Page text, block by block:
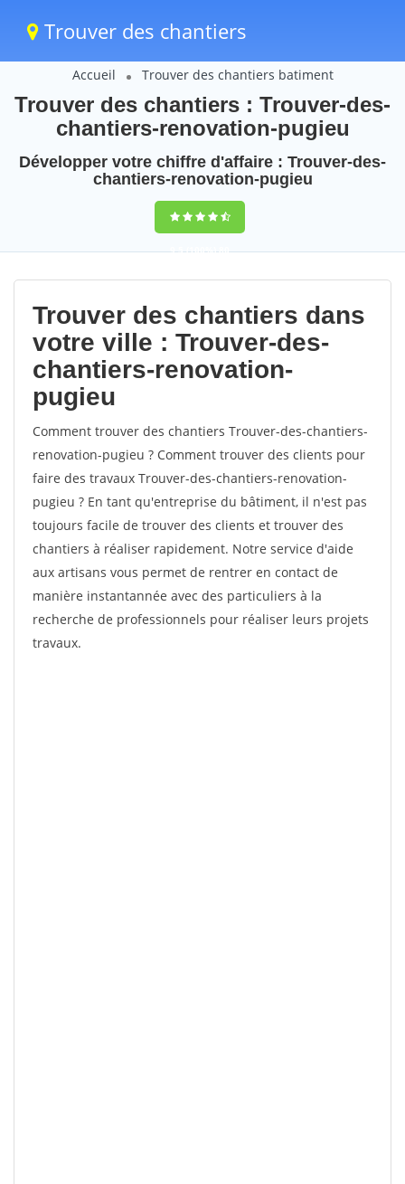
Trouver des chantiers
Accueil Trouver des chantiers batiment
Trouver des chantiers : Trouver-des-
chantiers-renovation-pugieu
Développer votre chiffre d'affaire : Trouver-des-
chantiers-renovation-pugieu
9,5(100%)80
votes
Trouver des chantiers dans
votre ville : Trouver-des-
chantiers-renovation-
pugieu
Comment trouver des chantiers Trouver-des-chantiers-
renovation-pugieu ? Comment trouver des clients pour
faire des travaux Trouver-des-chantiers-renovation-
pugieu ? En tant qu'entreprise du bâtiment, il n'est pas
toujours facile de trouver des clients et trouver des
chantiers à réaliser rapidement. Notre service d'aide
aux artisans vous permet de rentrer en contact de
manière instantannée avec des particuliers à la
recherche de professionnels pour réaliser leurs projets
travaux.